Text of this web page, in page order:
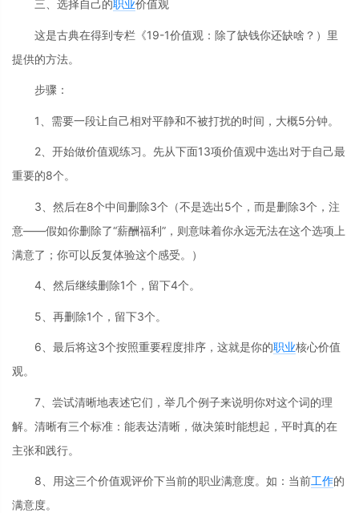
三、选择自己的职业价值观
这是古典在得到专栏《19-1价值观：除了缺钱你还缺啥？）里
提供的方法。
步骤：
1、需要一段让自己相对平静和不被打扰的时间，大概5分钟。
2、开始做价值观练习。先从下面13项价值观中选出对于自己最
重要的8个。
3、然后在8个中间删除3个（不是选出5个，而是删除3个，注
意——假如你删除了“薪酬福利”，则意味着你永远无法在这个选项上
满意了；你可以反复体验这个感受。）
4、然后继续删除1个，留下4个。
5、再删除1个，留下3个。
6、最后将这3个按照重要程度排序，这就是你的职业核心价值
观。
7、尝试清晰地表述它们，举几个例子来说明你对这个词的理
解。清晰有三个标准：能表达清晰，做决策时能想起，平时真的在
主张和践行。
8、用这三个价值观评价下当前的职业满意度。如：当前工作的
满意度。